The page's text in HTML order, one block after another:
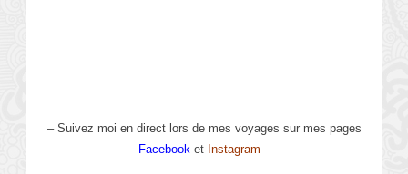
– Suivez moi en direct lors de mes voyages sur mes pages
Facebooket Instagram –